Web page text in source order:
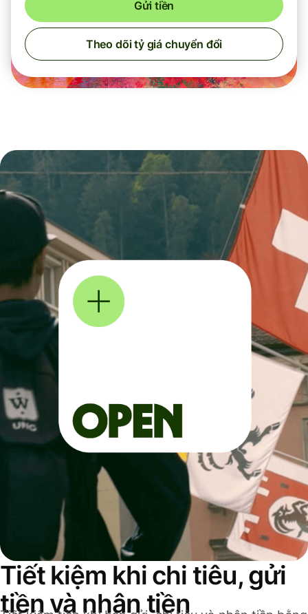
Gửi tiền
Theo dõi tỷ giá chuyển đổi
Tiết kiệm khi chi tiêu, gửi
tiền và nhận tiền